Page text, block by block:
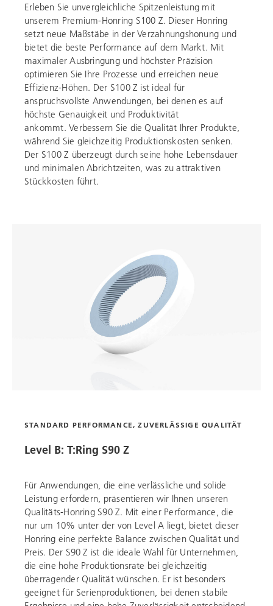
Erleben Sie unvergleichliche Spitzenleistung mit
unserem Premium-Honring S100 Z. Dieser Honring
setzt neue Maßstäbe in der Verzahnungshonung und
bietet die beste Performance auf dem Markt. Mit
maximaler Ausbringung und höchster Präzision
optimieren Sie Ihre Prozesse und erreichen neue
Effizienz-Höhen. Der S100 Z ist ideal für
anspruchsvollste Anwendungen, bei denen es auf
höchste Genauigkeit und Produktivität
ankommt. Verbessern Sie die Qualität Ihrer Produkte,
während Sie gleichzeitig Produktionskosten senken.
Der S100 Z überzeugt durch seine hohe Lebensdauer
und minimalen Abrichtzeiten, was zu attraktiven
Stückkosten führt.
STANDARD PERFORMANCE, ZUVERLÄSSIGE QUALITÄT
Level B: T:Ring S90 Z
Für Anwendungen, die eine verlässliche und solide
Leistung erfordern, präsentieren wir Ihnen unseren
Qualitäts-Honring S90 Z. Mit einer Performance, die
nur um 10% unter der von Level A liegt, bietet dieser
Honring eine perfekte Balance zwischen Qualität und
Preis. Der S90 Z ist die ideale Wahl für Unternehmen,
die eine hohe Produktionsrate bei gleichzeitig
überragender Qualität wünschen. Er ist besonders
geeignet für Serienproduktionen, bei denen stabile